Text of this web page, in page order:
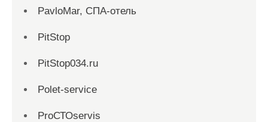
PavloMar, СПА-отель
PitStop
PitStop034.ru
Polet-service
ProСТОservis